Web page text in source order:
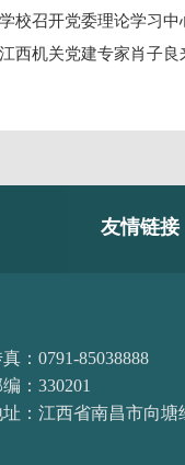
学校召开党委理论学习中心
江西机关党建专家肖子良
友情链接
：0791-85038888
：330201
址：江西省南昌市向塘